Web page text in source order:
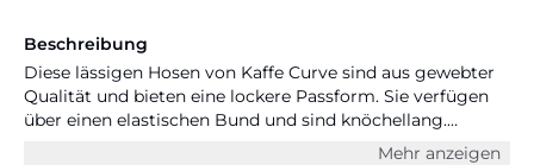
Beschreibung
Diese lässigen Hosen von Kaffe Curve sind aus gewebter
Qualität und bieten eine lockere Passform. Sie verfügen
über einen elastischen Bund und sind knöchellang.
Perfekt zu kombinieren mit einem lässigen Hemd oder
Mehr anzeigen